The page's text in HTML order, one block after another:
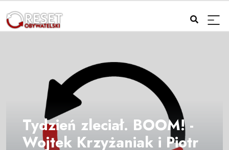
Tydzień zleciał. BOOM! -
Wojtek Krzyżaniak i Piotr